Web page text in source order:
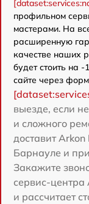
профильном
мастерами. На
расширенную
качестве наших
будет стоить на
сайте через
выезде, если
и сложного
доставит
Барнауле и
Закажите
сервис-центра
и рассчитает